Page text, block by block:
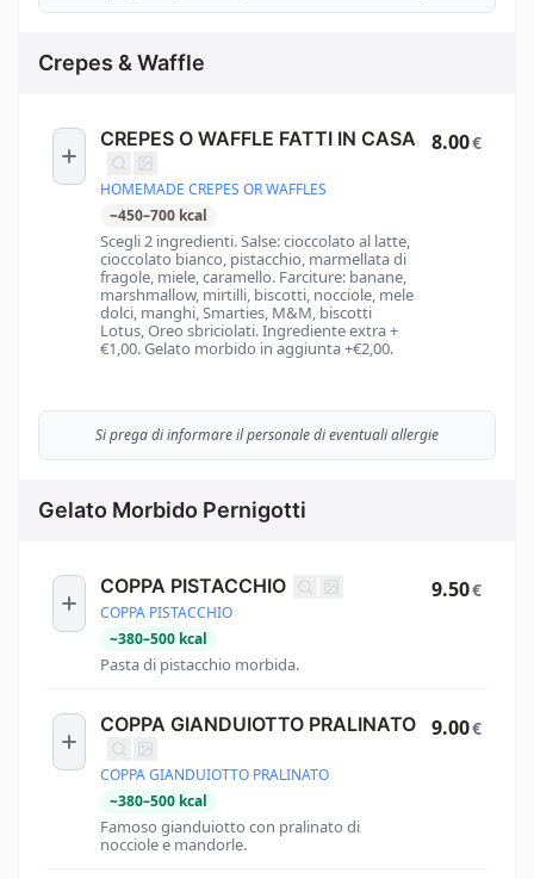
Crepes & Waffle
CREPES O WAFFLE FATTI IN CASA
HOMEMADE CREPES OR WAFFLES
~450–700 kcal
Scegli 2 ingredienti. Salse: cioccolato al latte,
cioccolato bianco, pistacchio, marmellata di
fragole, miele, caramello. Farciture: banane,
marshmallow, mirtilli, biscotti, nocciole, mele
dolci, manghi, Smarties, M&M, biscotti
Lotus, Oreo sbriciolati. Ingrediente extra +
€1,00. Gelato morbido in aggiunta +€2,00.
8.00€
Si prega di informare il personale di eventuali allergie
Gelato Morbido Pernigotti
COPPA PISTACCHIO
COPPA PISTACCHIO
~380–500 kcal
Pasta di pistacchio morbida.
9.50€
COPPA GIANDUIOTTO PRALINATO
COPPA GIANDUIOTTO PRALINATO
~380–500 kcal
Famoso gianduiotto con pralinato di
nocciole e mandorle.
9.00€